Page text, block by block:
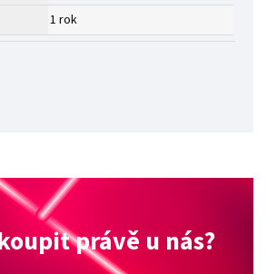
1 rok
právě u nás?